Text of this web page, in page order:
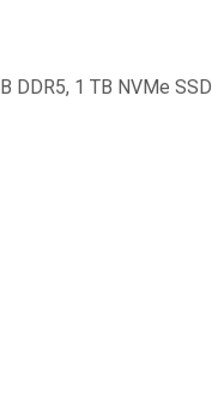
DDR5, 1 TB NVMe SSD